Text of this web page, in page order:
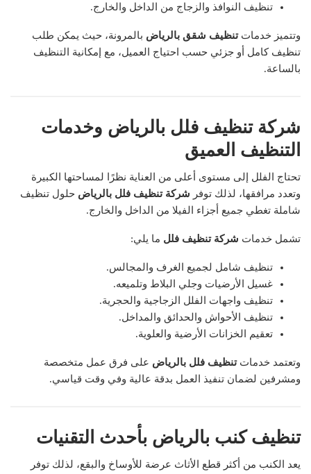
تنظيف النوافذ والزجاج من الداخل والخارج.
وتتميز خدماتتنظيف شقق بالرياض بالمرونة، حيث يمكن طلب
تنظيف كامل أو جزئي حسب احتياج العميل، مع إمكانية التنظيف
بالساعة.
شركة تنظيف فلل بالرياض وخدمات
التنظيف العميق
تحتاج الفلل إلى مستوى أعلى من العناية نظرًا لمساحتها الكبيرة
وتعدد مرافقها، لذلك توفر شركة تنظيف فلل بالرياض حلول تنظيف
شاملة تغطي جميع أجزاء الفيلا من الداخل والخارج.
تشمل خدمات شركة تنظيف فلل ما يلي:
تنظيف شامل لجميع الغرف والمجالس.
غسيل الأرضيات وجلي البلاط وتلميعه.
تنظيف واجهات الفلل الزجاجية والحجرية.
تنظيف الأحواش والحدائق والمداخل.
تعقيم الخزانات الأرضية والعلوية.
وتعتمد خدماتتنظيف فلل بالرياض على فرق عمل متخصصة
ومشرفين لضمان تنفيذ العمل بدقة عالية وفي وقت قياسي.
تنظيف كنب بالرياض بأحدث التقنيات
يعد الكنب من أكثر قطع الأثاث عرضة للأوساخ والبقع، لذلك توفر